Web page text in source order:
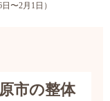
〜2月1日）
市の整体